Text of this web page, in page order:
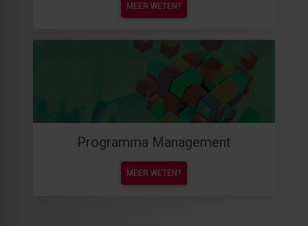
MEER WETEN?
Programma Management
MEER WETEN?